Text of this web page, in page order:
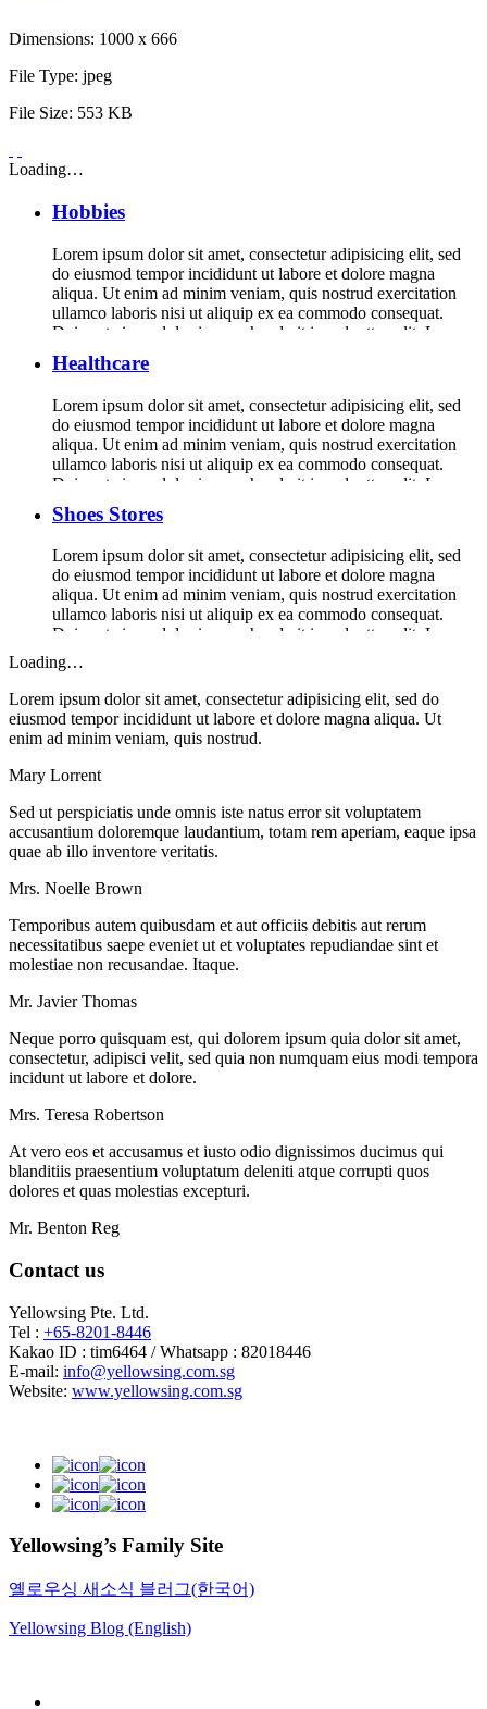
Dimensions: 1000 x 666
File Type: jpeg
File Size: 553 KB
Loading…
Hobbies
Lorem ipsum dolor sit amet, consectetur adipisicing elit, sed
do eiusmod tempor incididunt ut labore et dolore magna
aliqua. Ut enim ad minim veniam, quis nostrud exercitation
ullamco laboris nisi ut aliquip ex ea commodo consequat.
Duis aute irure dolor in reprehenderit in voluptte velit. Lorem
ipsum dolor sit amet, consectetur adipisicing elit, sed do […]
Healthcare
Lorem ipsum dolor sit amet, consectetur adipisicing elit, sed
do eiusmod tempor incididunt ut labore et dolore magna
aliqua. Ut enim ad minim veniam, quis nostrud exercitation
ullamco laboris nisi ut aliquip ex ea commodo consequat.
Duis aute irure dolor in reprehenderit in voluptte velit. Lorem
ipsum dolor sit amet, consectetur adipisicing elit, sed do […]
Shoes Stores
Lorem ipsum dolor sit amet, consectetur adipisicing elit, sed
do eiusmod tempor incididunt ut labore et dolore magna
aliqua. Ut enim ad minim veniam, quis nostrud exercitation
ullamco laboris nisi ut aliquip ex ea commodo consequat.
Duis aute irure dolor in reprehenderit in voluptte velit. Lorem
Loading…
Lorem ipsum dolor sit amet, consectetur adipisicing elit, sed do
eiusmod tempor incididunt ut labore et dolore magna aliqua. Ut
enim ad minim veniam, quis nostrud.
Mary Lorrent
Sed ut perspiciatis unde omnis iste natus error sit voluptatem
accusantium doloremque laudantium, totam rem aperiam, eaque ipsa
quae ab illo inventore veritatis.
Mrs. Noelle Brown
Temporibus autem quibusdam et aut officiis debitis aut rerum
necessitatibus saepe eveniet ut et voluptates repudiandae sint et
molestiae non recusandae. Itaque.
Mr. Javier Thomas
Neque porro quisquam est, qui dolorem ipsum quia dolor sit amet,
consectetur, adipisci velit, sed quia non numquam eius modi tempora
incidunt ut labore et dolore.
Mrs. Teresa Robertson
At vero eos et accusamus et iusto odio dignissimos ducimus qui
blanditiis praesentium voluptatum deleniti atque corrupti quos
dolores et quas molestias excepturi.
Mr. Benton Reg
Contact us
Yellowsing Pte. Ltd.
Tel : +65-8201-8446
Kakao ID : tim6464 / Whatsapp : 82018446
E-mail: info@yellowsing.com.sg
Website: www.yellowsing.com.sg
Yellowsing’s Family Site
옐로우싱 새소식 블러그(한국어)
Yellowsing Blog (English)